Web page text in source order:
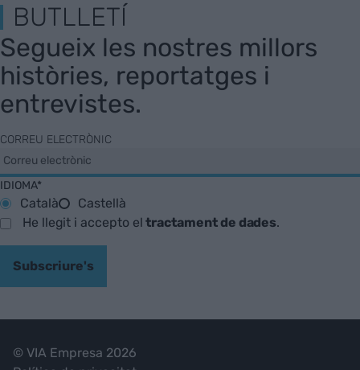
BUTLLETÍ
Segueix les nostres millors
històries, reportatges i
entrevistes.
CORREU ELECTRÒNIC
IDIOMA*
Català
Castellà
He llegit i accepto eltractament de dades.
Subscriure's
© VIA Empresa 2026